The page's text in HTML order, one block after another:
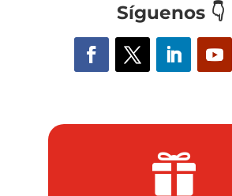
Síguenos 👇
